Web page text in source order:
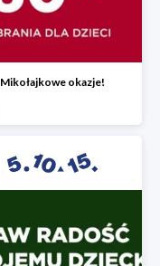
Mikołajkowe okazje!